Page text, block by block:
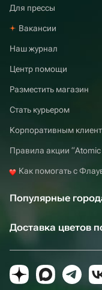
Для прессы
Вакансии
Наш журнал
Центр помощи
Разместить магазин
Стать курьером
Корпоративным
Правила акции “Atomic
Как помогать с
Популярные
Доставка цветов